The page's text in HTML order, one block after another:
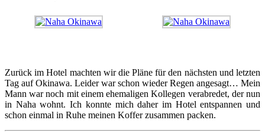
Zurück im Hotel machten wir die Pläne für den nächsten und letzten
Tag auf Okinawa. Leider war schon wieder Regen angesagt… Mein
Mann war noch mit einem ehemaligen Kollegen verabredet, der nun
in Naha wohnt. Ich konnte mich daher im Hotel entspannen und
schon einmal in Ruhe meinen Koffer zusammen packen.